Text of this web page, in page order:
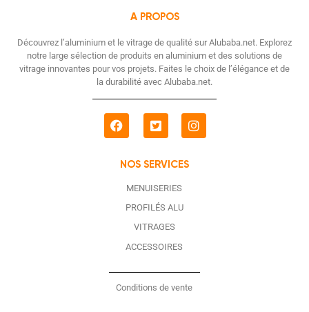
A PROPOS
Découvrez l’aluminium et le vitrage de qualité sur Alubaba.net. Explorez
notre large sélection de produits en aluminium et des solutions de
vitrage innovantes pour vos projets. Faites le choix de l’élégance et de
la durabilité avec Alubaba.net.
NOS SERVICES
MENUISERIES
PROFILÉS ALU
VITRAGES
ACCESSOIRES
Conditions de vente